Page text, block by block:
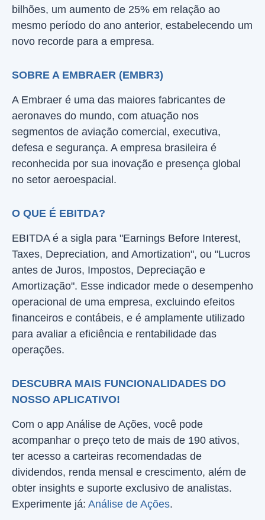
bilhões, um aumento de 25% em relação ao
mesmo período do ano anterior, estabelecendo um
novo recorde para a empresa.
SOBRE A EMBRAER (EMBR3)
A Embraer é uma das maiores fabricantes de
aeronaves do mundo, com atuação nos
segmentos de aviação comercial, executiva,
defesa e segurança. A empresa brasileira é
reconhecida por sua inovação e presença global
no setor aeroespacial.
O QUE É EBITDA?
EBITDA é a sigla para "Earnings Before Interest,
Taxes, Depreciation, and Amortization", ou "Lucros
antes de Juros, Impostos, Depreciação e
Amortização". Esse indicador mede o desempenho
operacional de uma empresa, excluindo efeitos
financeiros e contábeis, e é amplamente utilizado
para avaliar a eficiência e rentabilidade das
operações.
DESCUBRA MAIS FUNCIONALIDADES DO
NOSSO APLICATIVO!
Com o app Análise de Ações, você pode
acompanhar o preço teto de mais de 190 ativos,
ter acesso a carteiras recomendadas de
dividendos, renda mensal e crescimento, além de
obter insights e suporte exclusivo de analistas.
Experimente já: Análise de Ações.